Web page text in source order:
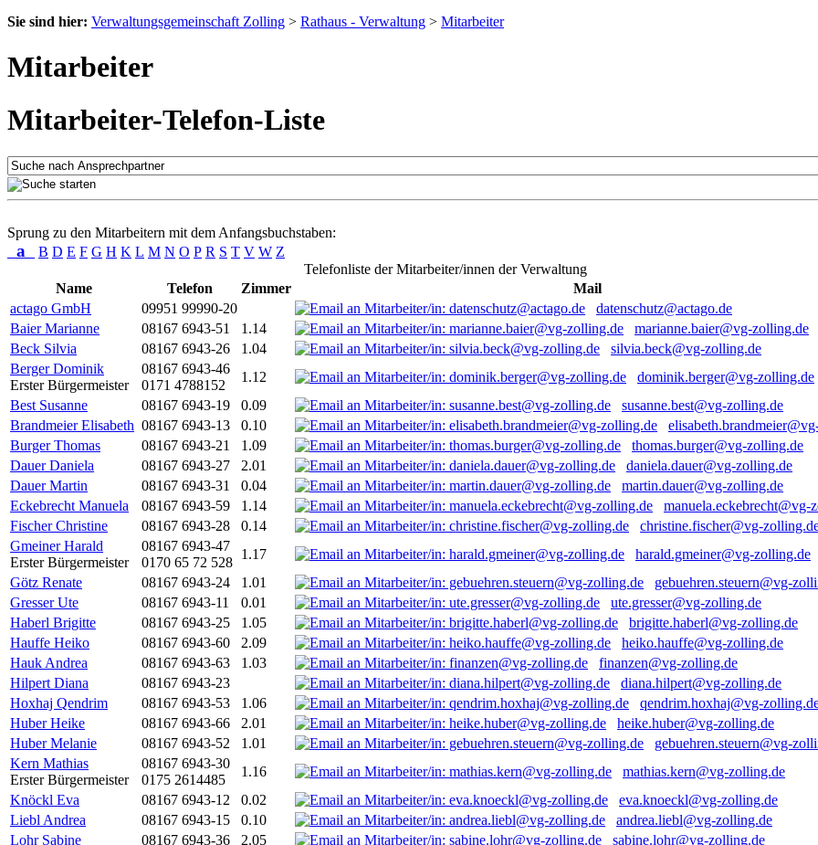
Sie sind hier: Verwaltungsgemeinschaft Zolling > Rathaus - Verwaltung > Mitarbeiter
Mitarbeiter
Mitarbeiter-Telefon-Liste
Sprung zu den Mitarbeitern mit dem Anfangsbuchstaben:
a B D E F G H K L M N O P R S T V W Z
Telefonliste der Mitarbeiter/innen der Verwaltung
Name
Telefon Zimmer
Mail
actago GmbH
09951 99990-20
datenschutz@actago.de
Baier Marianne
08167 6943-51 1.14
marianne.baier@vg-zolling.de
Beck Silvia
08167 6943-26 1.04
silvia.beck@vg-zolling.de
Berger Dominik
Erster Bürgermeister
08167 6943-46
0171 4788152
1.12
dominik.berger@vg-zolling.de
Best Susanne
08167 6943-19 0.09
susanne.best@vg-zolling.de
Brandmeier Elisabeth 08167 6943-13 0.10
Burger Thomas
08167 6943-21 1.09
thomas.burger@vg-zolling.de
Dauer Daniela
08167 6943-27 2.01
daniela.dauer@vg-zolling.de
Dauer Martin
08167 6943-31 0.04
martin.dauer@vg-zolling.de
Eckebrecht Manuela
08167 6943-59 1.14
manuela.eckebrecht@vg-
Fischer Christine
08167 6943-28 0.14
christine.fischer@vg-
Gmeiner Harald
Erster Bürgermeister
08167 6943-47
0170 65 72 528
1.17
harald.gmeiner@vg-zolling.de
Götz Renate
08167 6943-24 1.01
gebuehren.steuern@vg-
Gresser Ute
08167 6943-11 0.01
ute.gresser@vg-zolling.de
Haberl Brigitte
08167 6943-25 1.05
brigitte.haberl@vg-zolling.de
Hauffe Heiko
08167 6943-60 2.09
heiko.hauffe@vg-zolling.de
Hauk Andrea
08167 6943-63 1.03
finanzen@vg-zolling.de
Hilpert Diana
08167 6943-23
diana.hilpert@vg-zolling.de
Hoxhaj Qendrim
08167 6943-53 1.06
qendrim.hoxhaj@vg-
Huber Heike
08167 6943-66 2.01
heike.huber@vg-zolling.de
Huber Melanie
08167 6943-52 1.01
gebuehren.steuern@vg-
Kern Mathias
Erster Bürgermeister
08167 6943-30
0175 2614485
1.16
mathias.kern@vg-zolling.de
Knöckl Eva
08167 6943-12 0.02
eva.knoeckl@vg-zolling.de
Liebl Andrea
08167 6943-15 0.10
andrea.liebl@vg-zolling.de
Lohr Sabine
08167 6943-36 2.05
sabine.lohr@vg-zolling.de